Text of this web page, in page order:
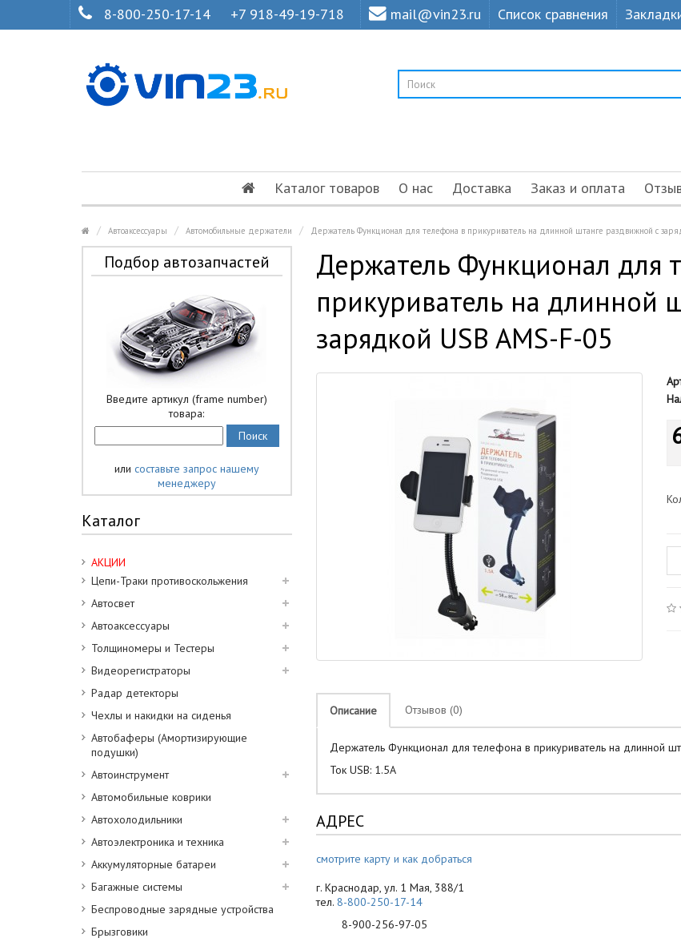
8-800-250-17-14 +7 918-49-19-718 mail@vin23.ru Список сравнения
Каталог товаров О нас Доставка Заказ и оплата
Автоаксессуары Автомобильные держатели Держатель Функционал для телефона в прикуриватель на длинной штанге раздвижной с
Подбор автозапчастей
Введите артикул (frame number)
товара:
или составьте запрос нашему
менеджеру
Каталог
АКЦИИ
Цепи-Траки противоскольжения
Автосвет
Автоаксессуары
Толщиномеры и Тестеры
Видеорегистраторы
Радар детекторы
Чехлы и накидки на сиденья
Автобаферы (Амортизирующие
подушки)
Автоинструмент
Автомобильные коврики
Автохолодильники
Автоэлектроника и техника
Аккумуляторные батареи
Багажные системы
Беспроводные зарядные устройства
Брызговики
Держатель Функционал для
прикуриватель на длинной
зарядкой USB AMS-F-05
Описание Отзывов (0)
Держатель Функционал для телефона в прикуриватель на длинной
Ток USB: 1.5А
АДРЕС
смотрите карту и как добраться
г. Краснодар, ул. 1 Мая, 388/1
тел. 8-800-250-17-14
8-900-256-97-05